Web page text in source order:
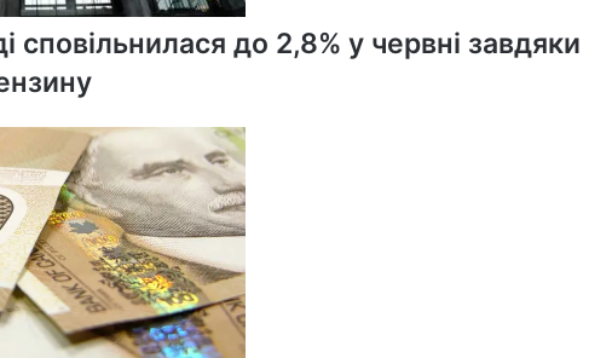
сповільнилася до 2,8% у червні завдяки